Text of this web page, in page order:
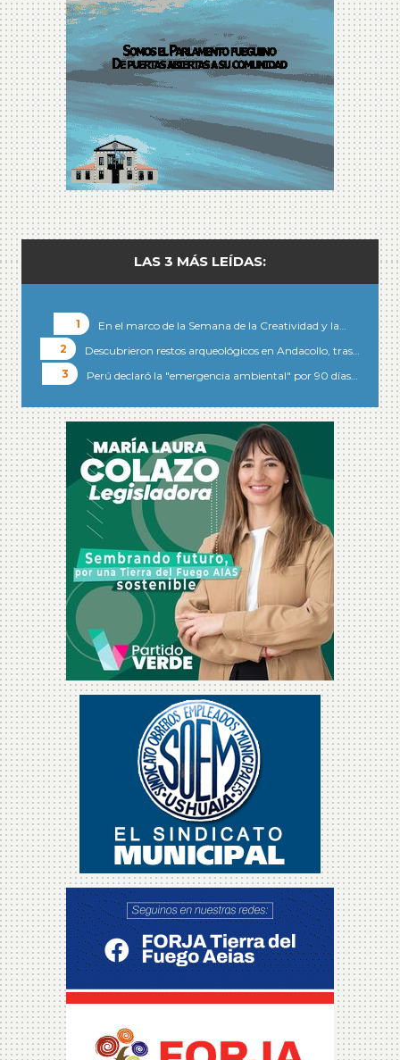
LAS 3 MÁS LEÍDAS:
En el marco de la Semana de la Creatividad y la…
Descubrieron restos arqueológicos en Andacollo, tras…
Perú declaró la "emergencia ambiental" por 90 días…